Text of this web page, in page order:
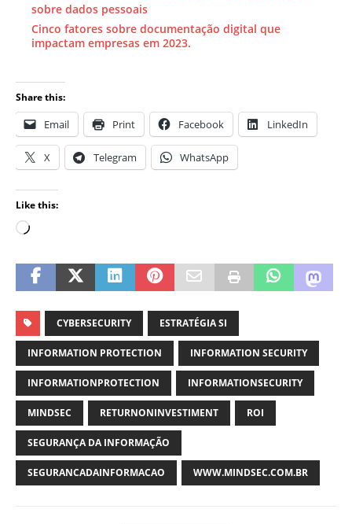
sobre dados pessoais
Cinco fatores sobre documentação digital que
impactam empresas em 2023.
Share this:
Email Print Facebook LinkedIn
X Telegram WhatsApp
Like this:
CYBERSECURITY ESTRATÉGIA SI
INFORMATION PROTECTION INFORMATION SECURITY
INFORMATIONPROTECTION INFORMATIONSECURITY
MINDSEC RETURNONINVESTIMENT ROI
SEGURANÇA DA INFORMAÇÃO
SEGURANCADAINFORMACAO WWW.MINDSEC.COM.BR